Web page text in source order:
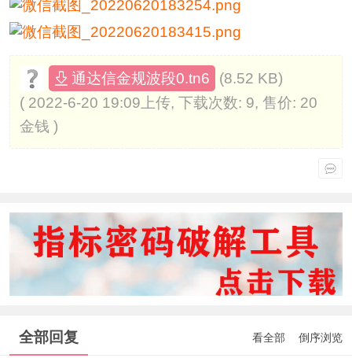
通达信金规波段0.tn6
(8.52 KB)
( 2022-6-20 19:09上传, 下载次数: 9, 售价: 20
金钱 )
全部回复 看全部 倒序浏览